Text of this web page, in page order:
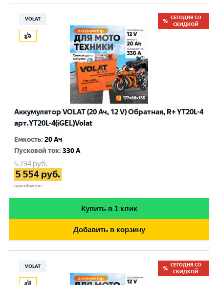
VOLAT
СЕГОДНЯ СО
СКИДКОЙ
Аккумулятор VOLAT (20 Ач, 12 V) Обратная, R+ YT20L-4
арт.YT20L-4(iGEL)Volat
Емкость:20 Ач
Пусковой ток:330 A
5 734руб.
5 554 руб.
при обмене
Купить в 1 клик
Добавить в корзину
VOLAT
СЕГОДНЯ СО
СКИДКОЙ